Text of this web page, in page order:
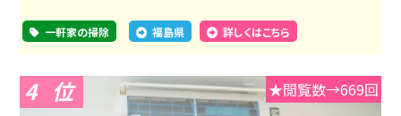
一軒家の掃除 福島県 詳しくはこちら
4 ★閲覧数→669回